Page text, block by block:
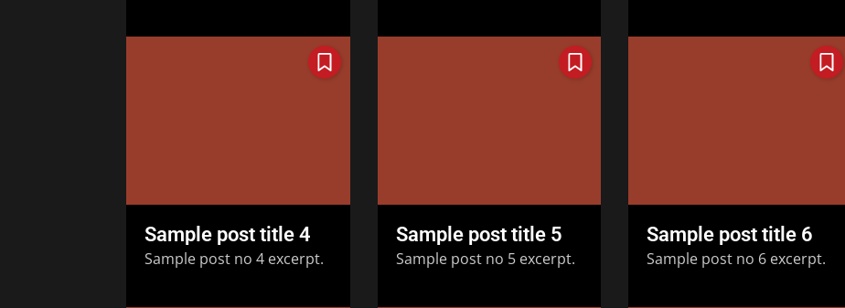
Sample post title 4
Sample post no 4 excerpt.
Sample post title 5
Sample post no 5 excerpt.
Sample post title 6
Sample post no 6 excerpt.